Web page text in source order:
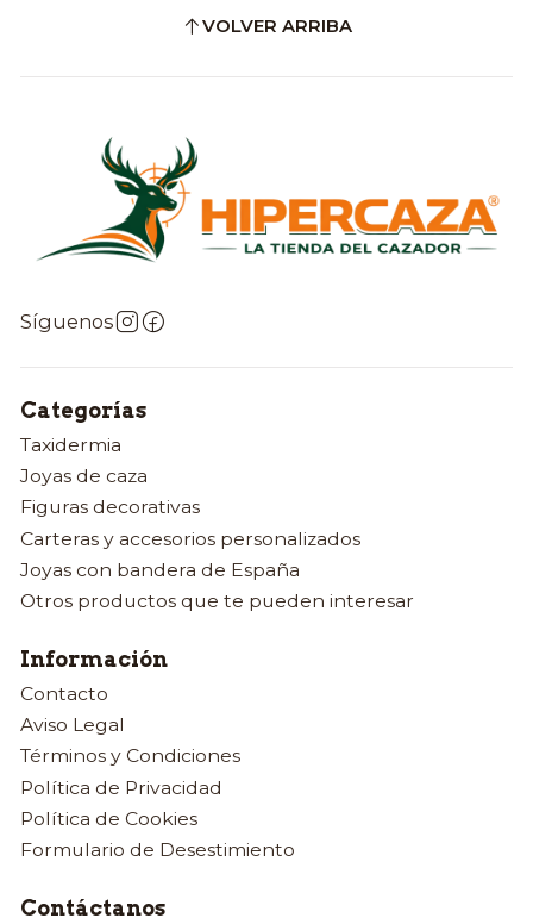
VOLVER ARRIBA
Síguenos
Categorías
Taxidermia
Joyas de caza
Figuras decorativas
Carteras y accesorios personalizados
Joyas con bandera de España
Otros productos que te pueden interesar
Información
Contacto
Aviso Legal
Términos y Condiciones
Política de Privacidad
Política de Cookies
Formulario de Desestimiento
Contáctanos